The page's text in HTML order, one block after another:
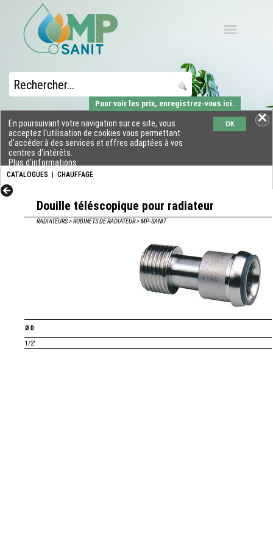
CATALOGUES CHAUFFAGE
En poursuivant votre navigation sur ce site, vous
acceptez l'utilisation de cookies vous permettant
d'accéder à des services et offres adaptées à vos
centres d'intérêts.
Plus d'informations
OK
Pour voir les prix, enregistrez-vous ici.